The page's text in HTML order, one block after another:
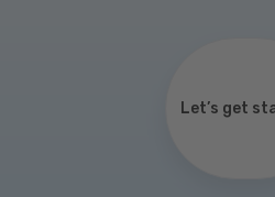
Let’s get